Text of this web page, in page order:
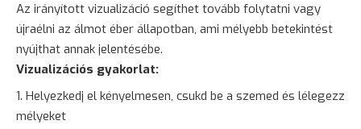
Az irányított vizualizáció segíthet tovább folytatni vagy
újraélni az álmot éber állapotban, ami mélyebb betekintést
nyújthat annak jelentésébe.
Vizualizációs gyakorlat:
Helyezkedj el kényelmesen, csukd be a szemed és lélegezz
mélyeket